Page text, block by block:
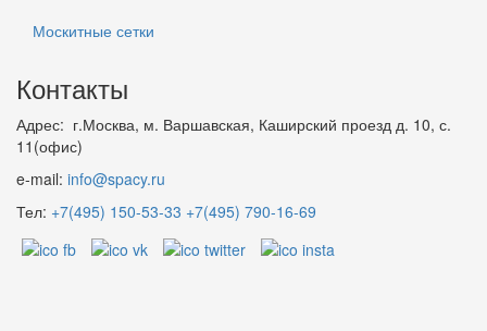
Москитные сетки
Контакты
Адрес: г.Москва, м. Варшавская, Каширский проезд д. 10, с.
11(офис)
e-mail: info@spacy.ru
Тел: +7(495) 150-53-33 +7(495) 790-16-69